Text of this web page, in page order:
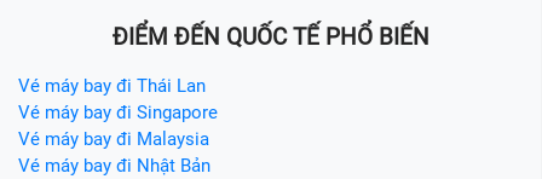
ĐIỂM ĐẾN QUỐC TẾ PHỔ BIẾN
Vé máy bay đi Thái Lan
Vé máy bay đi Singapore
Vé máy bay đi Malaysia
Vé máy bay đi Nhật Bản